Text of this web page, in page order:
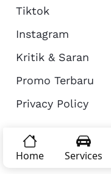
Home Services
Tiktok
Instagram
Kritik & Saran
Promo Terbaru
Privacy Policy
© Copyright